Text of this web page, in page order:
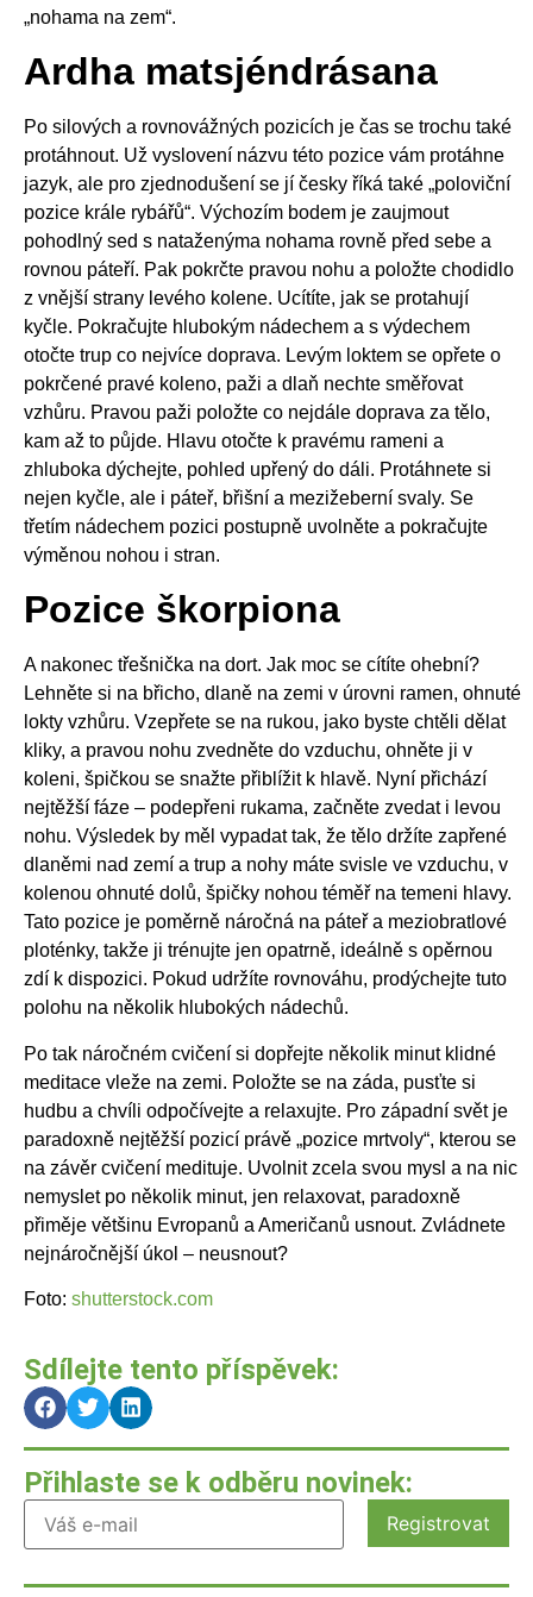
„nohama na zem“.
Ardha matsjéndrásana
Po silových a rovnovážných pozicích je čas se trochu také
protáhnout. Už vyslovení názvu této pozice vám protáhne
jazyk, ale pro zjednodušení se jí česky říká také „poloviční
pozice krále rybářů“. Výchozím bodem je zaujmout
pohodlný sed s nataženýma nohama rovně před sebe a
rovnou páteří. Pak pokrčte pravou nohu a položte chodidlo
z vnější strany levého kolene. Ucítíte, jak se protahují
kyčle. Pokračujte hlubokým nádechem a s výdechem
otočte trup co nejvíce doprava. Levým loktem se opřete o
pokrčené pravé koleno, paži a dlaň nechte směřovat
vzhůru. Pravou paži položte co nejdále doprava za tělo,
kam až to půjde. Hlavu otočte k pravému rameni a
zhluboka dýchejte, pohled upřený do dáli. Protáhnete si
nejen kyčle, ale i páteř, břišní a mezižeberní svaly. Se
třetím nádechem pozici postupně uvolněte a pokračujte
výměnou nohou i stran.
Pozice škorpiona
A nakonec třešnička na dort. Jak moc se cítíte ohební?
Lehněte si na břicho, dlaně na zemi v úrovni ramen, ohnuté
lokty vzhůru. Vzepřete se na rukou, jako byste chtěli dělat
kliky, a pravou nohu zvedněte do vzduchu, ohněte ji v
koleni, špičkou se snažte přiblížit k hlavě. Nyní přichází
nejtěžší fáze – podepřeni rukama, začněte zvedat i levou
nohu. Výsledek by měl vypadat tak, že tělo držíte zapřené
dlaněmi nad zemí a trup a nohy máte svisle ve vzduchu, v
kolenou ohnuté dolů, špičky nohou téměř na temeni hlavy.
Tato pozice je poměrně náročná na páteř a meziobratlové
ploténky, takže ji trénujte jen opatrně, ideálně s opěrnou
zdí k dispozici. Pokud udržíte rovnováhu, prodýchejte tuto
polohu na několik hlubokých nádechů.
Po tak náročném cvičení si dopřejte několik minut klidné
meditace vleže na zemi. Položte se na záda, pusťte si
hudbu a chvíli odpočívejte a relaxujte. Pro západní svět je
paradoxně nejtěžší pozicí právě „pozice mrtvoly“, kterou se
na závěr cvičení medituje. Uvolnit zcela svou mysl a na nic
nemyslet po několik minut, jen relaxovat, paradoxně
přiměje většinu Evropanů a Američanů usnout. Zvládnete
nejnáročnější úkol – neusnout?
Foto: shutterstock.com
Sdílejte tento příspěvek:
Přihlaste se k odběru novinek: